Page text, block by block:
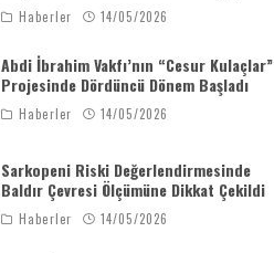
Haberler 14/05/2026
Abdi İbrahim Vakfı’nın “Cesur Kulaçlar”
Projesinde Dördüncü Dönem Başladı
Haberler 14/05/2026
Sarkopeni Riski Değerlendirmesinde
Baldır Çevresi Ölçümüne Dikkat Çekildi
Haberler 14/05/2026